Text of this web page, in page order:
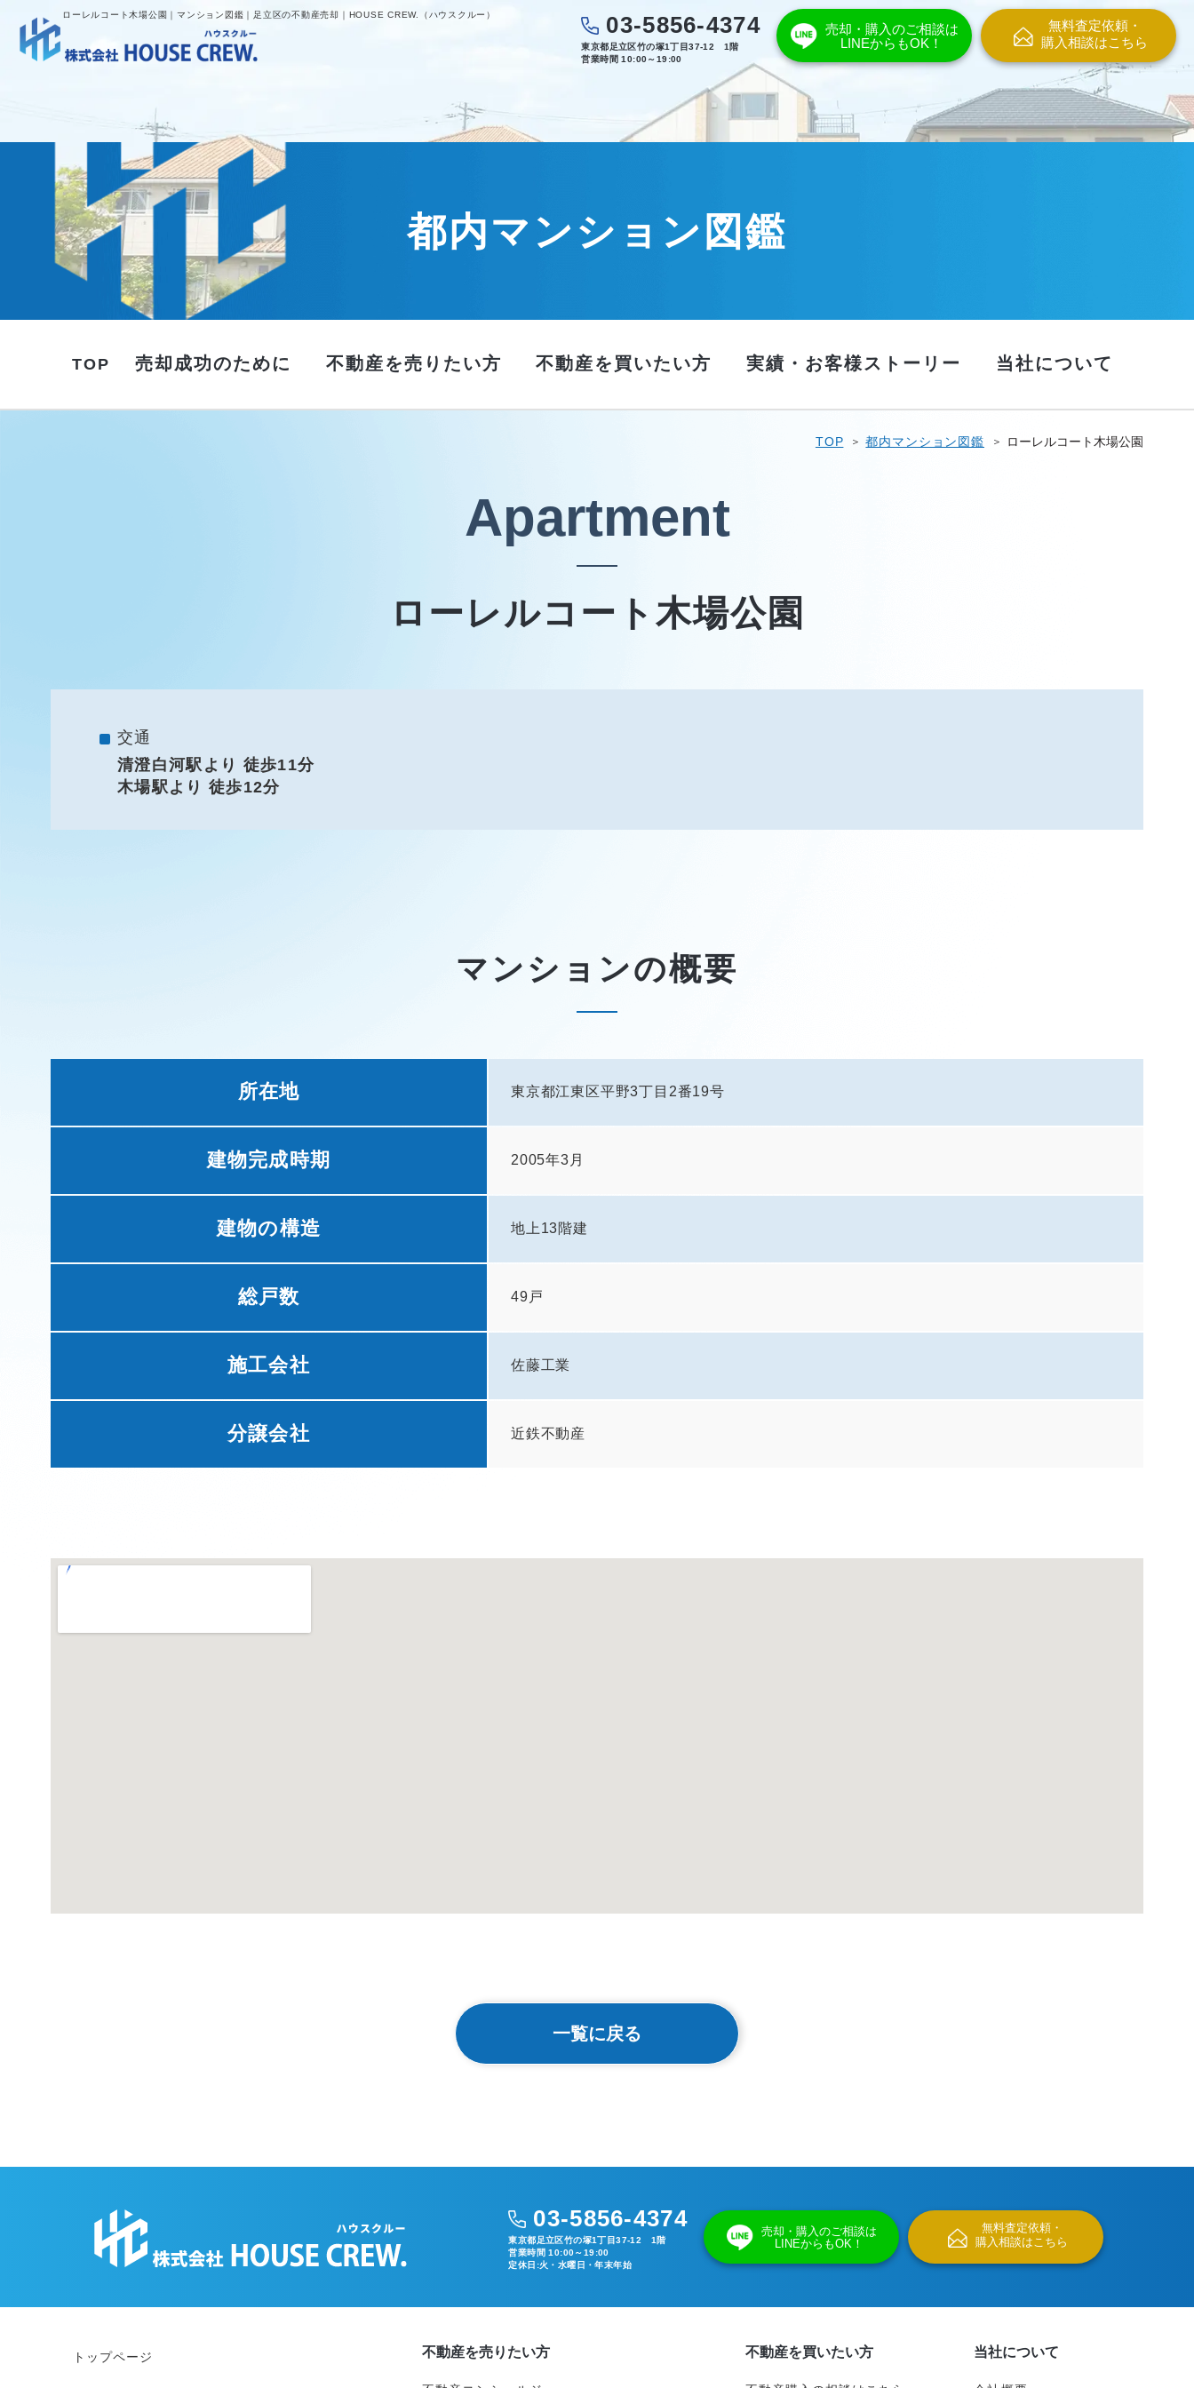
ローレルコート木場公園｜マンション図鑑｜足立区の不動産売却｜HOUSE CREW.（ハウスクルー） 03-5856-4374
東京都足立区竹の塚1丁目37-12 1階
営業時間 10:00～19:00
売却・購入のご相談は
LINEからもOK！
無料査定依頼・
購入相談はこちら
都内マンション図鑑
TOP 売却成功のために 不動産を売りたい方 不動産を買いたい方 実績・お客様ストーリー 当社について
TOP 都内マンション図鑑 ローレルコート木場公園
Apartment
ローレルコート木場公園
交通
清澄白河駅より 徒歩11分
木場駅より 徒歩12分
マンションの概要
所在地 東京都江東区平野3丁目2番19号
建物完成時期 2005年3月
建物の構造 地上13階建
総戸数 49戸
施工会社 佐藤工業
分譲会社 近鉄不動産
一覧に戻る
03-5856-4374
東京都足立区竹の塚1丁目37-12 1階
営業時間 10:00～19:00
定休日:火・水曜日・年末年始
売却・購入のご相談は
LINEからもOK！
無料査定依頼・
購入相談はこちら
トップページ 不動産を売りたい方 不動産を買いたい方 当社について